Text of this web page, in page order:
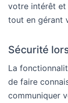
votre intérêt et
tout en gérant
Sécurité
La
de faire
communiquer